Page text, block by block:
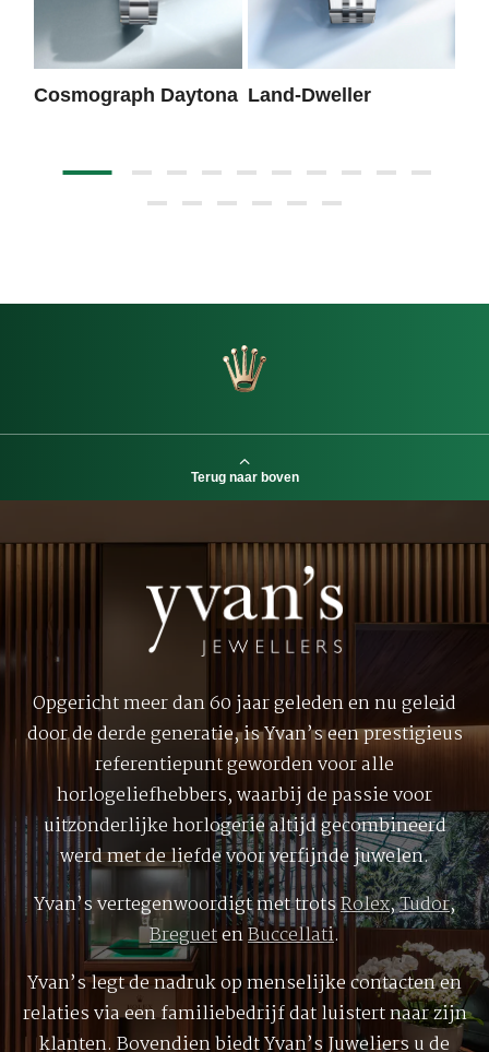
Cosmograph Daytona Land-Dweller
Terug naar boven
Opgericht meer dan 60 jaar geleden en nu geleid
door de derde generatie, is Yvan’s een prestigieus
referentiepunt geworden voor alle
horlogeliefhebbers, waarbij de passie voor
uitzonderlijke horlogerie altijd gecombineerd
werd met de liefde voor verfijnde juwelen.
Yvan’s vertegenwoordigt met trotsRolex,Tudor,
BreguetenBuccellati.
Yvan’s legt de nadruk op menselijke contacten en
relaties via een familiebedrijf dat luistert naar zijn
klanten. Bovendien biedt Yvan’s Juweliers u de